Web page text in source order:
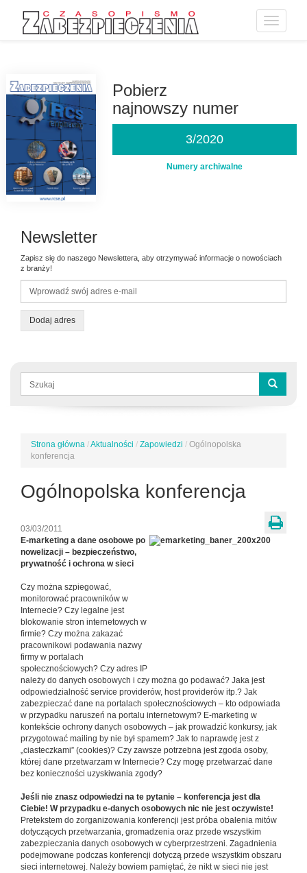
Toggle
Pobierz
najnowszy numer
3/2020
Numery archiwalne
Newsletter
Zapisz się do naszego Newslettera, aby otrzymywać informacje o nowościach
z branży!
Dodaj adres
Formularz
wyszukiwania
Jesteś
tutaj
Strona główna /Aktualności / Zapowiedzi / Ogólnopolska
konferencja
Ogólnopolska konferencja
03/03/2011
E-marketing a dane osobowe po
nowelizacji – bezpieczeństwo,
prywatność i ochrona w sieci
Czy można szpiegować,
monitorować pracowników w
Internecie? Czy legalne jest
blokowanie stron internetowych w
firmie? Czy można zakazać
pracownikowi podawania nazwy
firmy w portalach
społecznościowych? Czy adres IP
należy do danych osobowych i czy można go podawać? Jaka jest
odpowiedzialność service providerów, host providerów itp.? Jak
zabezpieczać dane na portalach społecznościowych – kto odpowiada
w przypadku naruszeń na portalu internetowym? E-marketing w
kontekście ochrony danych osobowych – jak prowadzić konkursy, jak
przygotować mailing by nie był spamem? Jak to naprawdę jest z
„ciasteczkami” (cookies)? Czy zawsze potrzebna jest zgoda osoby,
której dane przetwarzam w Internecie? Czy mogę przetwarzać dane
bez konieczności uzyskiwania zgody?
Jeśli nie znasz odpowiedzi na te pytanie – konferencja jest dla
Ciebie! W przypadku e-danych osobowych nic nie jest oczywiste!
Pretekstem do zorganizowania konferencji jest próba obalenia mitów
dotyczących przetwarzania, gromadzenia oraz przede wszystkim
zabezpieczania danych osobowych w cyberprzestrzeni. Zagadnienia
podejmowane podczas konferencji dotyczą przede wszystkim obszaru
sieci internetowej. Należy bowiem pamiętać, że nikt w sieci nie jest